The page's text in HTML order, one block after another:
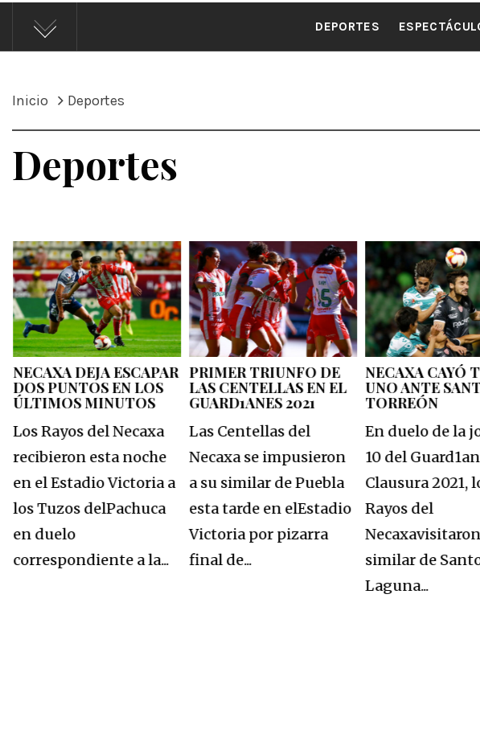
DEPORTES
Inicio Deportes
Deportes
NECAXA DEJA ESCAPAR
DOS PUNTOS EN LOS
ÚLTIMOS MINUTOS
Los Rayos del Necaxa
recibieron esta noche
en el Estadio Victoria a
los Tuzos delPachuca
en duelo
correspondiente a la...
PRIMER TRIUNFO DE
LAS CENTELLAS EN EL
GUARD1ANES 2021
Las Centellas del
Necaxa se impusieron
a su similar de Puebla
esta tarde en elEstadio
Victoria por pizarra
final de...
NECAXA CAYÓ
UNO ANTE
TORREÓN
En duelo de la
10 del
Clausura 2021,
Rayos del
similar de
Laguna...